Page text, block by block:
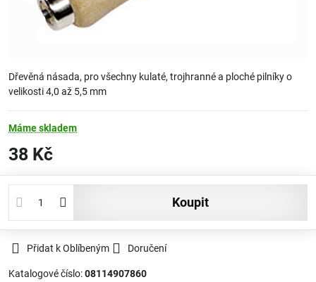
Dřevěná násada, pro všechny kulaté, trojhranné a ploché pilníky o
velikosti 4,0 až 5,5 mm
Máme skladem
38 Kč
koupit
Přidat k Oblíbeným Doručení
Katalogové číslo:08114907860